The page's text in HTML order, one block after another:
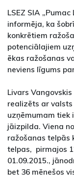
LSEZ SIA
informēja, ka
konkrētiem
potenciālajiem
ēkas ražošanas
neviens līgums
Livars
realizēts ar
uzņēmumam tiek
jāizpilda. Viena
ražošanas telpās
telpas, pirmajos
01.09.2015.,
bet 36 mēnešos